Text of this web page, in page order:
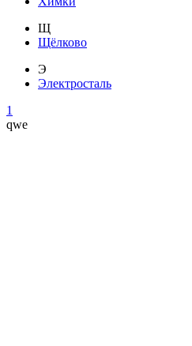
Щ
Щёлково
Э
Электросталь
1
qwe